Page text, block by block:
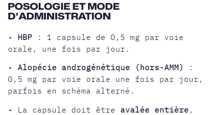
POSOLOGIE ET MODE
D'ADMINISTRATION
• HBP : 1 capsule de 0,5 mg par voie
orale, une fois par jour.
•Alopécie androgénétique (hors-AMM)
:
0,5 mg par voie orale une fois par jour,
parfois en schéma alterné.
• La capsule doit être avalée entière ,